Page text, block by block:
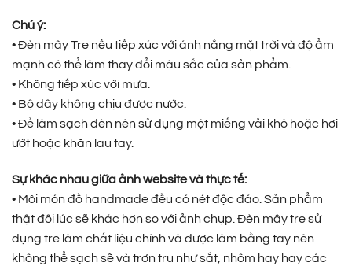
Chú ý:
• Đèn mây Tre nếu tiếp xúc với ánh nắng mặt trời và độ ẩm
mạnh có thể làm thay đổi màu sắc của sản phẩm.
• Không tiếp xúc với mưa.
• Bộ dây không chịu được nước.
• Để làm sạch đèn nên sử dụng một miếng vải khô hoặc hơi
ướt hoặc khăn lau tay.
Sự khác nhau giữa ảnh website và thực tế:
• Mỗi món đồ handmade đều có nét độc đáo. Sản phẩm
thật đôi lúc sẽ khác hơn so với ảnh chụp. Đèn mây tre sử
dụng tre làm chất liệu chính và được làm bằng tay nên
không thể sạch sẽ và trơn tru như sắt, nhôm hay hay các